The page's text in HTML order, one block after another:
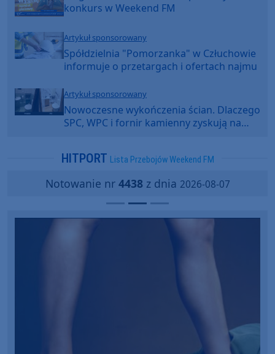
konkurs w Weekend FM
Artykuł sponsorowany
Spółdzielnia "Pomorzanka" w Człuchowie
informuje o przetargach i ofertach najmu
Artykuł sponsorowany
Nowoczesne wykończenia ścian. Dlaczego
SPC, WPC i fornir kamienny zyskują na
HITPORT Lista Przebojów Weekend FM
Notowanie nr 4438z dnia 2026-08-07